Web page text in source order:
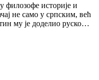
историје и
не само у српским, већ
му је доделио руско…